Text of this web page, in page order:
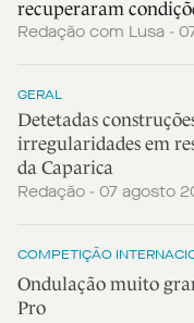
recuperaram
Redação com Lusa -
GERAL
Detetadas
irregularidades em
da Caparica
Redação - 07 agosto
COMPETIÇÃO
Ondulação muito
Pro